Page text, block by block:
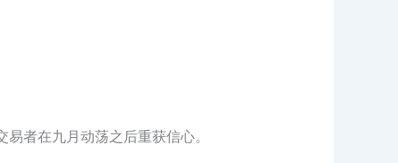
者在九月动荡之后重获信心。